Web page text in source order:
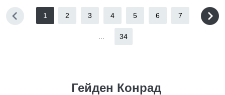
1 2 3 4 5 6 7
34
Гейден Конрад